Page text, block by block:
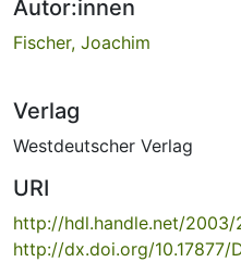
Autor:innen
Fischer, Joachim
Verlag
Westdeutscher Verlag
URI
http://hdl.handle.net/2003/
http://dx.doi.org/10.17877/